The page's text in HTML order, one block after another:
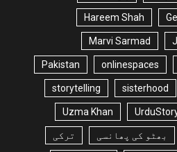
Hareem Shah
Marvi Sarmad
onlinespaces
Pakistan
sisterhood
storytelling
Uzma Khan
بھٹو کی پھانسی ترکی